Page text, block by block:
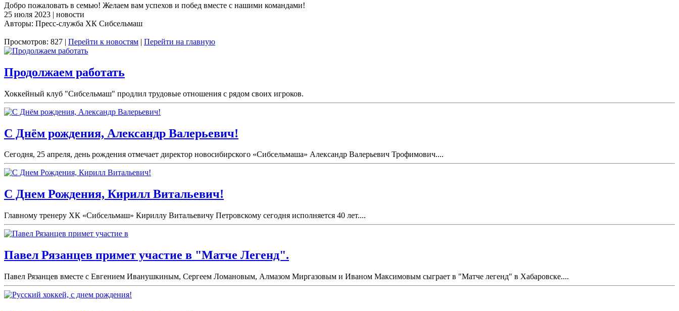
Добро пожаловать в семью! Желаем вам успехов и побед вместе с нашими командами!
25 июля 2023 | новости
Авторы: Пресс-служба ХК Сибсельмаш
Просмотров: 827 | Перейти к новостям | Перейти на главную
Продолжаем работать
Хоккейный клуб "Сибсельмаш" продлил трудовые отношения с рядом своих игроков.
С Днём рождения, Александр Валерьевич!
Сегодня, 25 апреля, день рождения отмечает директор новосибирского «Сибсельмаша» Александр Валерьевич Трофимович....
С Днем Рождения, Кирилл Витальевич!
Главному тренеру ХК «Сибсельмаш» Кириллу Витальевичу Петровскому сегодня исполняется 40 лет....
Павел Рязанцев примет участие в "Матче Легенд".
Павел Рязанцев вместе с Евгением Иванушкиным, Сергеем Ломановым, Алмазом Миргазовым и Иваном Максимовым сыграет в "Матче легенд" в Хабаровске....